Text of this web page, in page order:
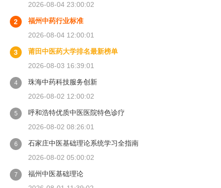
2026-08-04 23:00:02
2
福州中药行业标准
2026-08-04 12:00:01
3
莆田中医药大学排名最新榜单
2026-08-03 16:39:01
4
珠海中药科技服务创新
2026-08-02 12:00:02
5
呼和浩特优质中医医院特色诊疗
2026-08-02 08:26:01
6
石家庄中医基础理论系统学习全指南
2026-08-02 05:00:02
7
福州中医基础理论